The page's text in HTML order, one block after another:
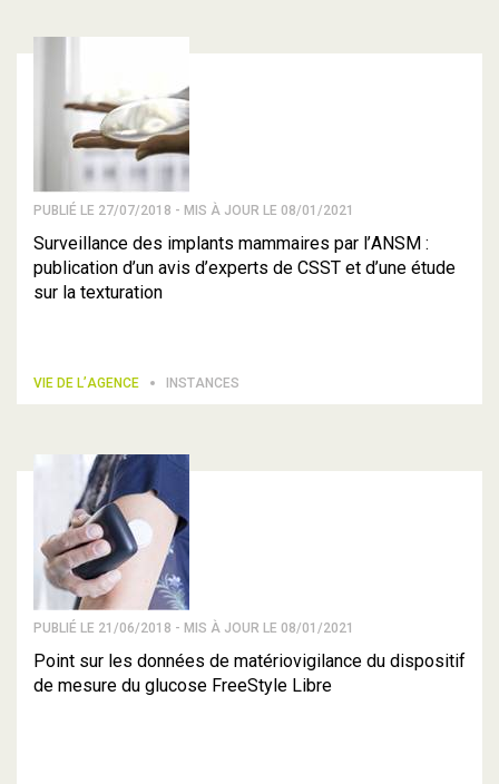
PUBLIÉ LE 27/07/2018 - MIS À JOUR LE 08/01/2021
Surveillance des implants mammaires par l’ANSM :
publication d’un avis d’experts de CSST et d’une étude
sur la texturation
VIE DE L’AGENCE INSTANCES
PUBLIÉ LE 21/06/2018 - MIS À JOUR LE 08/01/2021
Point sur les données de matériovigilance du dispositif
de mesure du glucose FreeStyle Libre